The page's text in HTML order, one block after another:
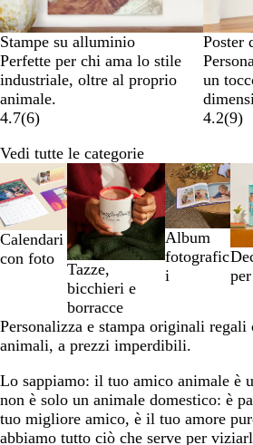
Stampe su alluminio
Perfette per chi ama lo stile
industriale, oltre al proprio
animale.
4.7(6)
Poster
un
4.2(9)
Vedi tutte le categorie
Calendari
con foto
Tazze,
bicchieri e
borracce
Album
fotografic
i
Diapositiva
da
1
a
2
di
Personalizza e stampa originali
animali, a prezzi imperdibili.
Lo sappiamo: il tuo amico animale è
non è solo un animale domestico: è
tuo migliore amico, è il tuo amore
abbiamo tutto ciò che serve per